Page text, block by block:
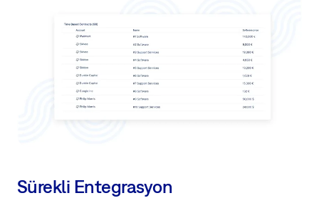
Müşterilerinize harika hizmetler ve sıfır çaba sunun
En iyi uygulamanızla her müşteri için süreci özelleştirin
Daha az zaman harcayacak paylaşılan rollerden en iyi şekilde
yararlanın ve maliyetlerinizi düşürün
Sürekli Entegrasyon